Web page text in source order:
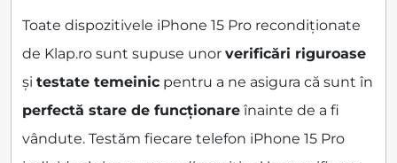
Toate dispozitivele iPhone 15 Pro recondiționate
de Klap.ro sunt supuse unor verificări riguroase
și testate temeinic pentru a ne asigura că sunt în
perfectă stare de funcționare înainte de a fi
vândute. Testăm fiecare telefon iPhone 15 Pro